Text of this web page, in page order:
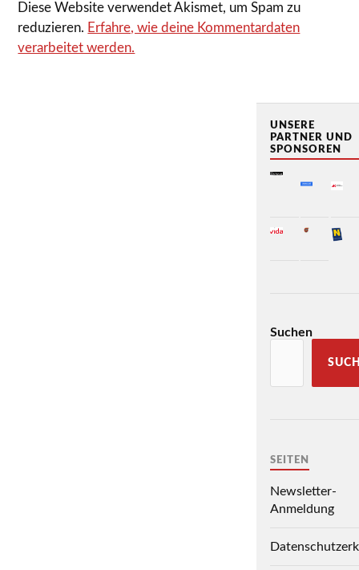
Diese Website verwendet Akismet, um Spam zu
reduzieren. Erfahre, wie deine Kommentardaten
verarbeitet werden.
UNSERE
PARTNER UND
SPONSOREN
Suchen
SEITEN
Newsletter-
Anmeldung